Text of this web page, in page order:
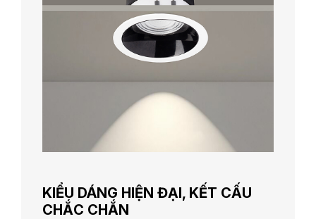
KIỂU DÁNG HIỆN ĐẠI, KẾT CẤU
CHẮC CHẮN